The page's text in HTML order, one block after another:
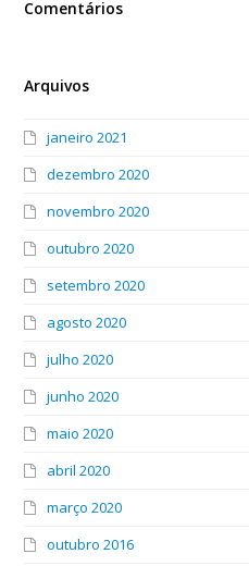
Comentários
Arquivos
janeiro 2021
dezembro 2020
novembro 2020
outubro 2020
setembro 2020
agosto 2020
julho 2020
junho 2020
maio 2020
abril 2020
março 2020
outubro 2016